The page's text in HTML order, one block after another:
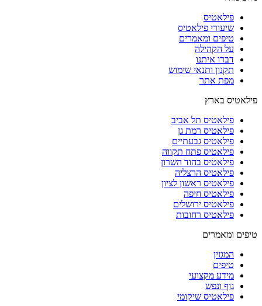
פילאטיס
שיעורי פילאטיס
טיפים ומאמרים
על הקהילה
דברו איתנו
תקנון ותנאי שימוש
מפת אתר
פילאטיס בארץ
פילאטיס תל אביב
פילאטיס רמת גן
פילאטיס גבעתיים
פילאטיס פתח תקווה
פילאטיס בהוד השרון
פילאטיס הרצליה
פילאטיס ראשון לציון
פילאטיס חיפה
פילאטיס ירושלים
פילאטיס רחובות
טיפים ומאמרים
המגזין
טיפים
מידע מקצועי
גוף ונפש
פילאטיס שיקומי